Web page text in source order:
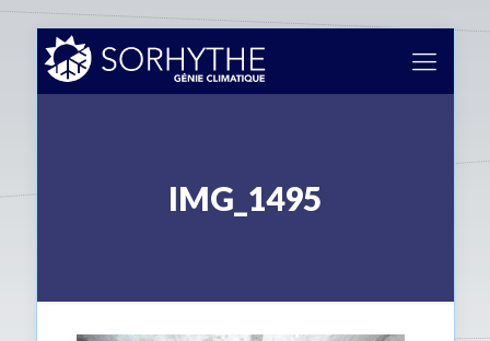
IMG_1495